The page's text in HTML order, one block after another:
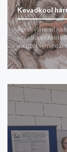
Kevadkool
Aprilli viimasel
kevadkoolis
arengut viimase